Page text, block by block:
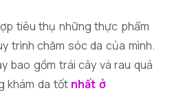
tiêu thụ những thực phẩm
trình chăm sóc da của mình.
bao gồm trái cây và rau quả
khám da tốt nhất ở